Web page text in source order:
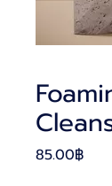
85.00฿Price